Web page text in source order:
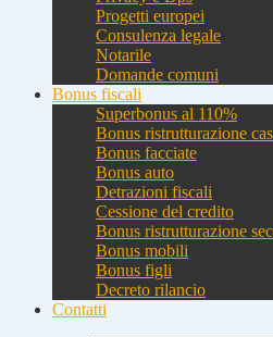
Progetti europei
Consulenza legale
Notarile
Domande comuni
Bonus fiscali
Superbonus al 110%
Bonus ristrutturazione
Bonus facciate
Bonus auto
Detrazioni fiscali
Cessione del credito
Bonus ristrutturazione
Bonus mobili
Bonus figli
Decreto rilancio
Contatti